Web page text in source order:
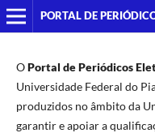
PORTAL DE
OPortal de Periódicos
Universidade Federal do
produzidos no âmbito da
garantir e apoiar a